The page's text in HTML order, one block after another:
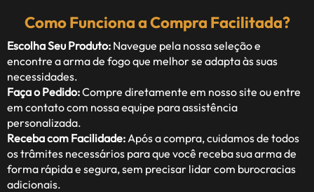
Como Funciona a Compra Facilitada?
Escolha Seu Produto: Navegue pela nossa seleção e
encontre a arma de fogo que melhor se adapta às suas
necessidades.
Faça o Pedido:Compre diretamente em nosso site ou entre
em contato com nossa equipe para assistência
personalizada.
Receba com Facilidade: Após a compra, cuidamos de todos
os trâmites necessários para que você receba sua arma de
forma rápida e segura, sem precisar lidar com burocracias
adicionais.